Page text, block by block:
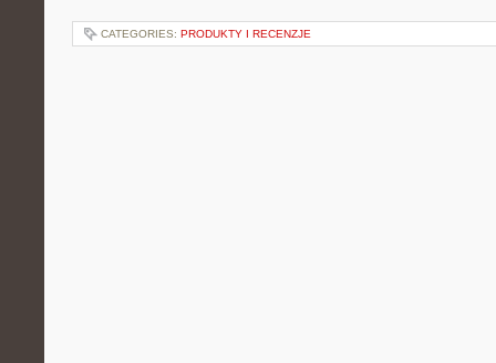
CATEGORIES: PRODUKTY I RECENZJE